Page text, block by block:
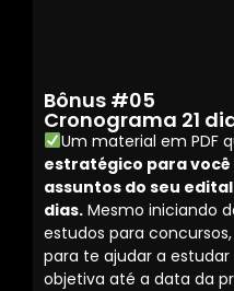
Bônus #05
Cronograma 21
Um material em PDF
estratégico para
assuntos do seu edital
dias. Mesmo iniciando
estudos para
para te ajudar a
objetiva até a data da